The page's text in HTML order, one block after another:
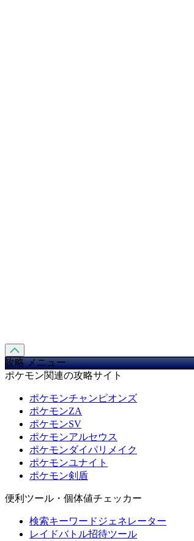
攻略 メニュー
ポケモン関連の攻略サイト
ポケモンチャンピオンズ
ポケモンZA
ポケモンSV
ポケモンアルセウス
ポケモンダイパリメイク
ポケモンユナイト
ポケモン剣盾
便利ツール・個体値チェッカー
検索キーワードジェネレーター
レイドバトル招待ツール